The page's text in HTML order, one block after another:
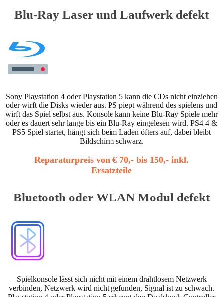
Blu-Ray Laser und Laufwerk defekt
Sony Playstation 4 oder Playstation 5 kann die CDs nicht einziehen
oder wirft die Disks wieder aus. PS piept während des spielens und
wirft das Spiel selbst aus. Konsole kann keine Blu-Ray Spiele mehr
oder es dauert sehr lange bis ein Blu-Ray eingelesen wird. PS4 4 &
PS5 Spiel startet, hängt sich beim Laden öfters auf, dabei bleibt
Bildschirm schwarz.
Reparaturpreis von € 70,- bis 150,- inkl.
Ersatzteile
Bluetooth oder WLAN Modul defekt
Spielkonsole lässt sich nicht mit einem drahtlosem Netzwerk
verbinden, Netzwerk wird nicht gefunden, Signal ist zu schwach.